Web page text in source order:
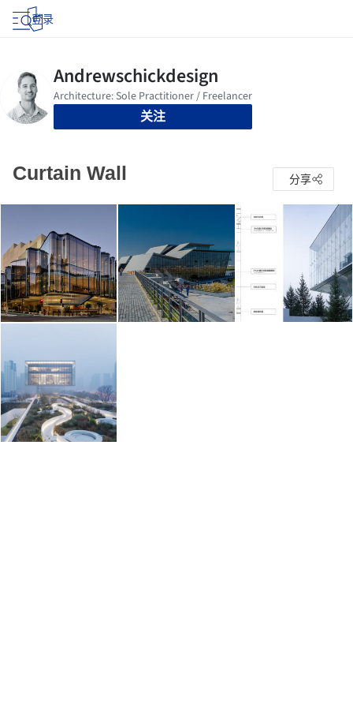
登录
关注
Curtain Wall 分享